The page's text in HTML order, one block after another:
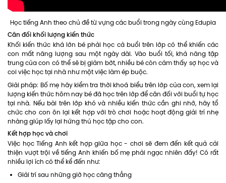
Học tiếng Anh theo chủ đề từ vựng các buổi trong ngày cùng Edupia
Cân đối khối lượng kiến thức
Khối kiến thức khá lớn bé phải học cả buổi trên lớp có thể khiến các
con mất năng lượng sau một ngày dài. Vào buổi tối, khả năng tập
trung của con có thể sẽ bị giảm bớt, nhiều bé còn cảm thấy sợ học và
coi việc học tại nhà như một việc làm ép buộc.
Giải pháp: Bố mẹ hãy kiểm tra thời khoá biểu trên lớp của con, xem lại
lượng kiến thức hôm nay bé đã học trên lớp để cân đối với buổi tự học
tại nhà. Nếu bài trên lớp khó và nhiều kiến thức cần ghi nhớ, hãy tổ
chức cho con ôn lại kết hợp với trò chơi hoặc hoạt động giải trí nhẹ
nhàng giúp lấy lại hứng thú học tập cho con.
Kết hợp học và chơi
Việc học Tiếng Anh kết hợp giữa học - chơi sẽ đem đến kết quả cải
thiện vượt trội về tiếng Anh khiến bố mẹ phải ngạc nhiên đấy! Có rất
nhiều lợi ích có thể kể đến như:
Giải trí sau những giờ học căng thẳng